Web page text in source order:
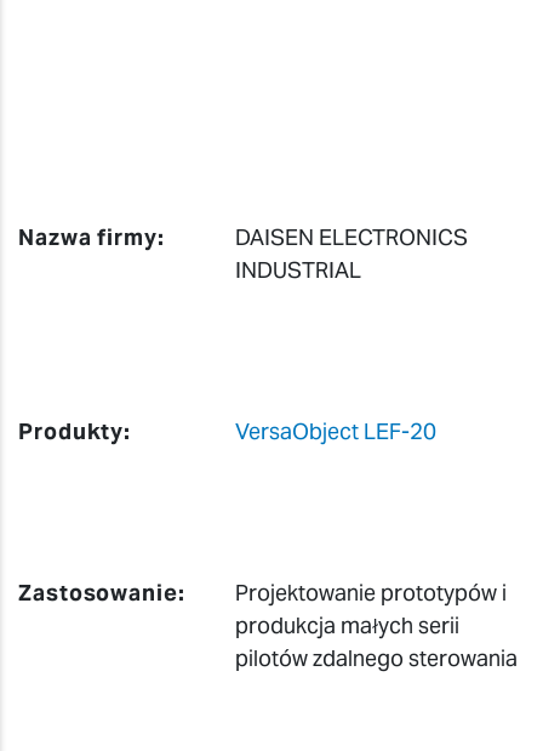
Nazwa firmy:
DAISEN ELECTRONICS
INDUSTRIAL
Produkty: VersaObject LEF-20
Zastosowanie:
Projektowanie prototypów i
produkcja małych serii
pilotów zdalnego sterowania